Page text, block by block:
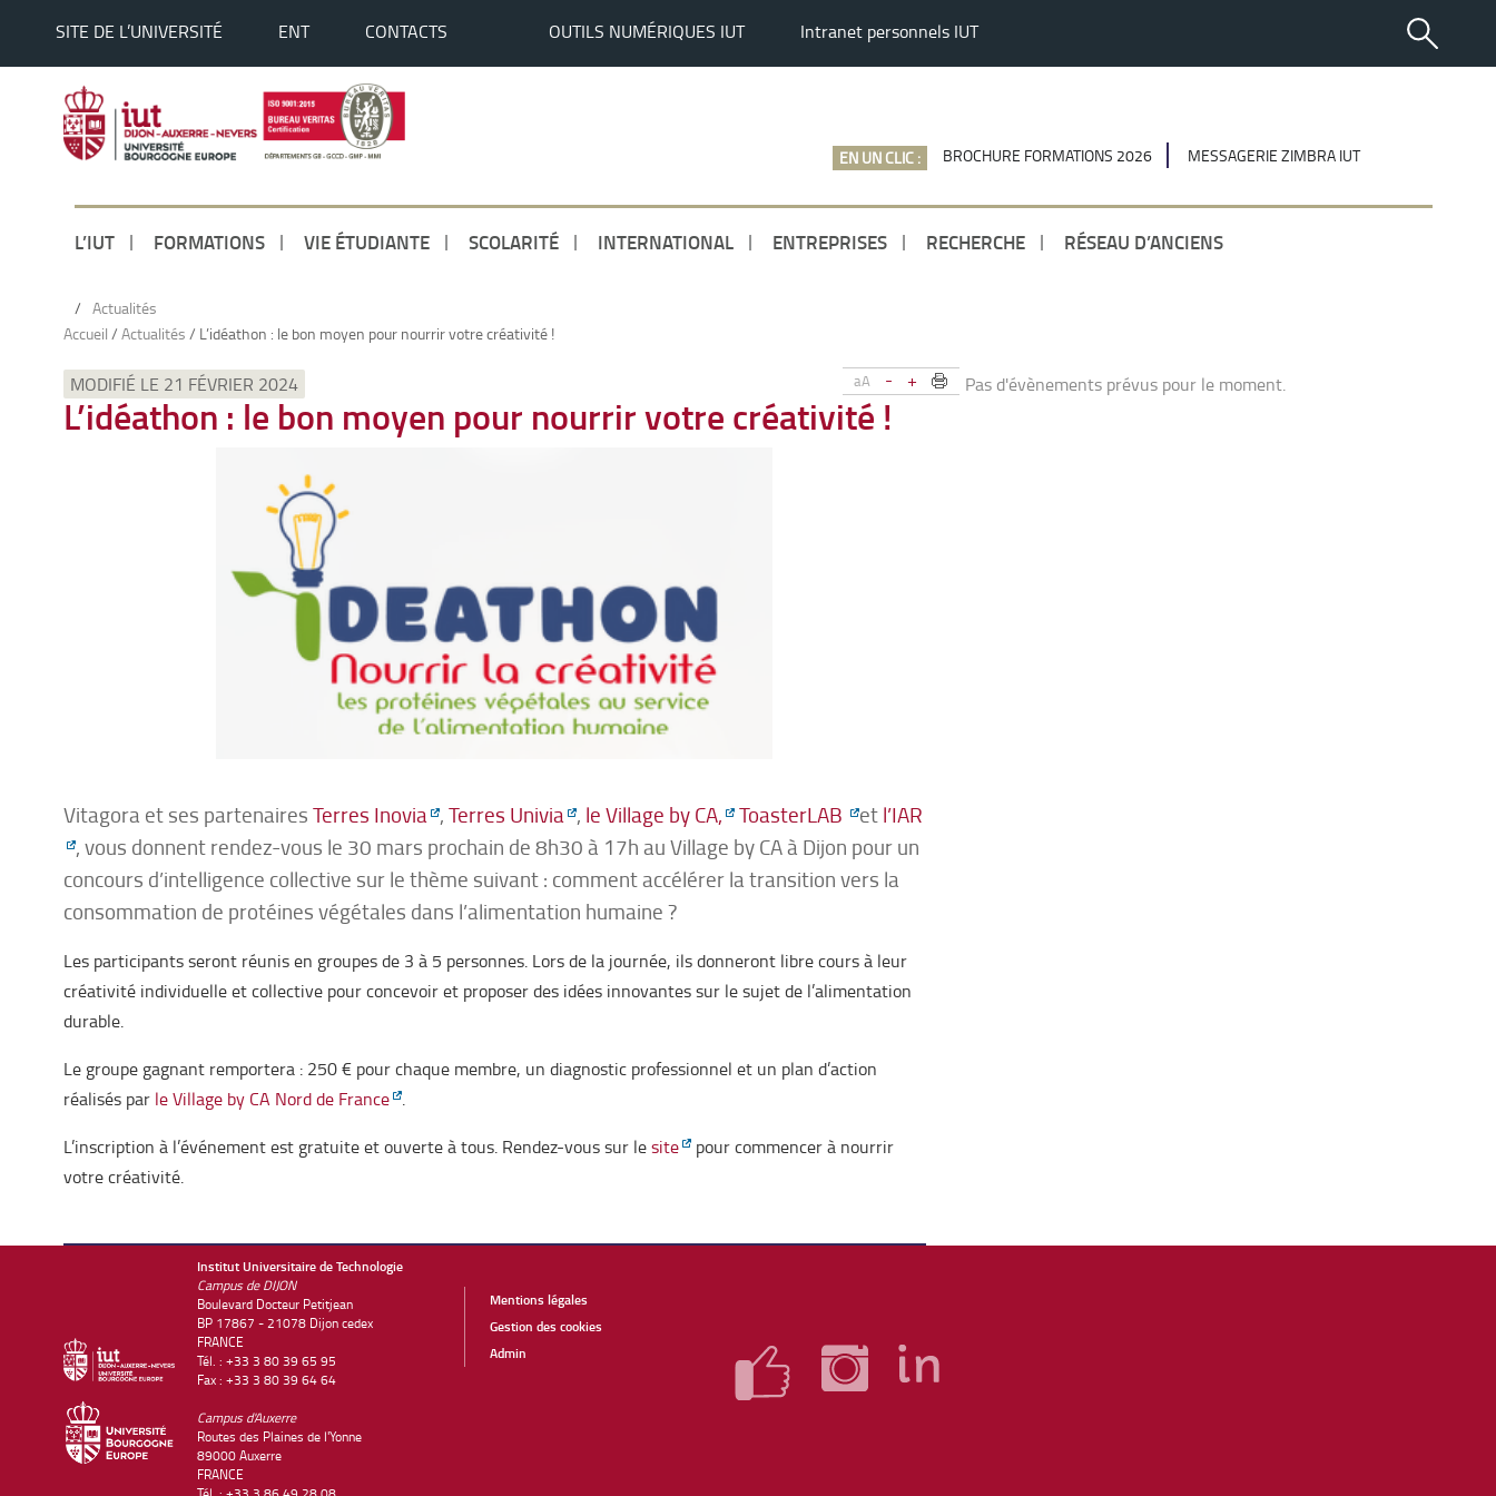
SITE DE L’UNIVERSITÉ ENT CONTACTS OUTILS NUMÉRIQUES IUT Intranet personnels IUT
EN UN CLIC : BROCHURE FORMATIONS 2026 MESSAGERIE ZIMBRA IUT
L’IUT FORMATIONS VIE ÉTUDIANTE SCOLARITÉ INTERNATIONAL ENTREPRISES RECHERCHE RÉSEAU D’ANCIENS
/ Actualités
Accueil / Actualités / L’idéathon : le bon moyen pour nourrir votre créativité !
aA - +
MODIFIÉ LE 21 FÉVRIER 2024
L’idéathon : le bon moyen pour nourrir votre créativité !
Vitagora et ses partenairesTerres Inovia ,Terres Univia , le Village by CA, ToasterLAB etl’IAR
, vous donnent rendez-vous le 30 mars prochain de 8h30 à 17h au Village by CA à Dijon pour un
concours d’intelligence collective sur le thème suivant : comment accélérer la transition vers la
consommation de protéines végétales dans l’alimentation humaine ?
Les participants seront réunis en groupes de 3 à 5 personnes. Lors de la journée, ils donneront libre cours à leur
créativité individuelle et collective pour concevoir et proposer des idées innovantes sur le sujet de l’alimentation
durable.
Le groupe gagnant remportera : 250 € pour chaque membre, un diagnostic professionnel et un plan d’action
réalisés par le Village by CA Nord de France .
L’inscription à l’événement est gratuite et ouverte à tous. Rendez-vous sur lesite
pour commencer à nourrir
votre créativité.
Pas d'évènements prévus pour le moment.
Institut Universitaire de Technologie
Campus de DIJON
Boulevard Docteur Petitjean
BP 17867 - 21078 Dijon cedex
FRANCE
Tél. : +33 3 80 39 65 95
Fax : +33 3 80 39 64 64
Campus d'Auxerre
Routes des Plaines de l'Yonne
89000 Auxerre
FRANCE
Mentions légales
Gestion des cookies
Admin